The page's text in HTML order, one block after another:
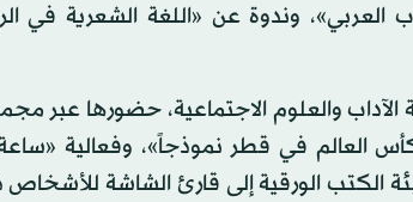
وندوة عن «اللغة الشعرية في
والعلوم الاجتماعية، حضورها عبر
العالم في قطر نموذجاً»، وفعالية
الكتب الورقية إلى قارئ الشاشة